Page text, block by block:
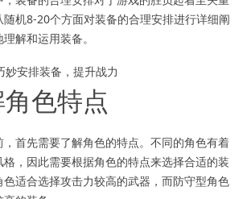
机8-20个方面对装备的合理安排进行详细阐
解和运用装备。
色特点
首先需要了解角色的特点。不同的角色有着
，因此需要根据角色的特点来选择合适的装
适合选择攻击力较高的武器，而防守型角色